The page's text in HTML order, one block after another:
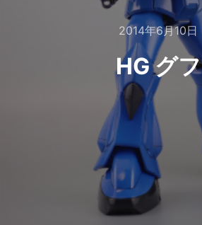
2014年6月10日
HG グフ